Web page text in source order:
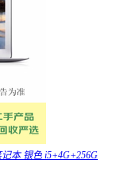
本 银色 i5+4G+256G